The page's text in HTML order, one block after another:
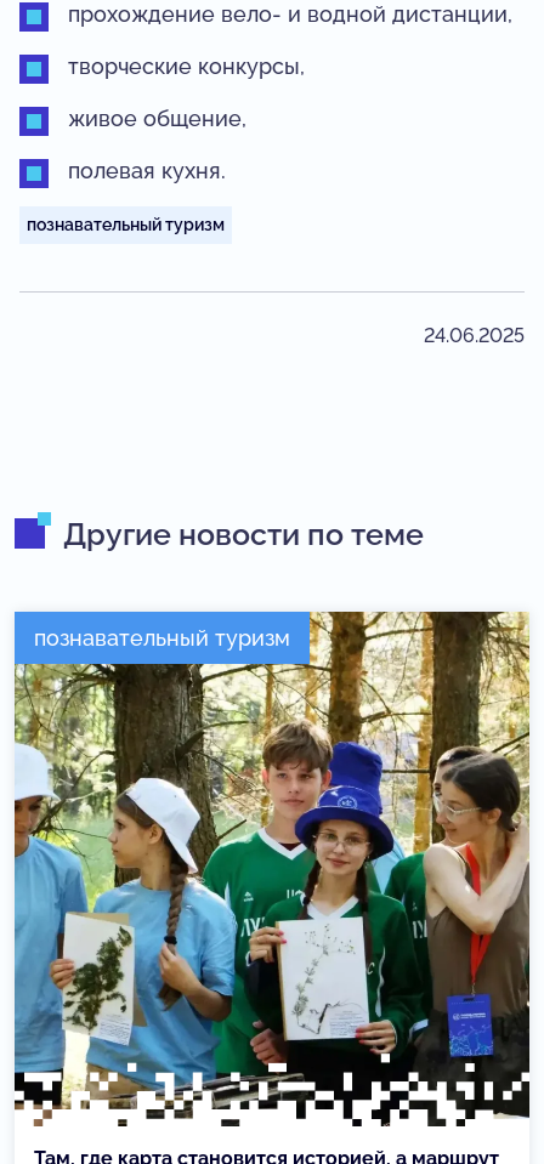
прохождение вело- и водной дистанции,
творческие конкурсы,
живое общение,
полевая кухня.
познавательный туризм
24.06.2025
Другие новости по теме
познавательный туризм
Там, где карта становится историей, а маршрут